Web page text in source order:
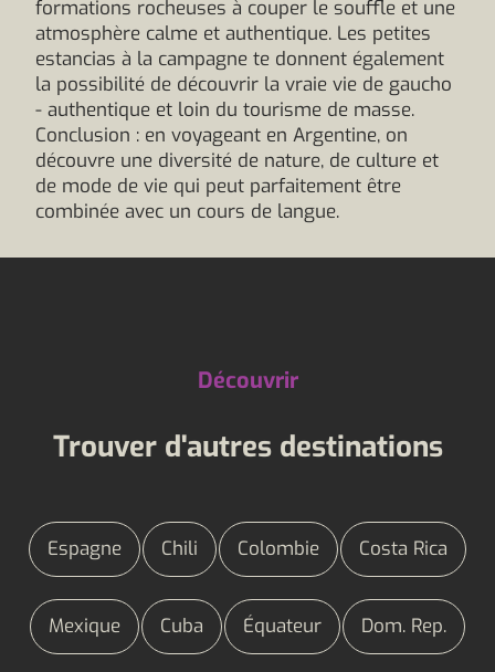
formations rocheuses à couper le souffle et une
atmosphère calme et authentique. Les petites
estancias à la campagne te donnent également
la possibilité de découvrir la vraie vie de gaucho
- authentique et loin du tourisme de masse.
Conclusion : en voyageant en Argentine, on
découvre une diversité de nature, de culture et
de mode de vie qui peut parfaitement être
combinée avec un cours de langue.
Découvrir
Trouver d'autres destinations
Espagne Chili Colombie Costa Rica
Mexique Cuba Équateur Dom. Rep.